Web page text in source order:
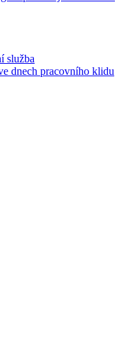
služba
dnech pracovního klidu